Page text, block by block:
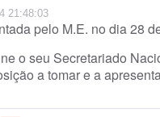
21:48:03
pelo M.E. no dia 28
o seu Secretariado
a tomar e a